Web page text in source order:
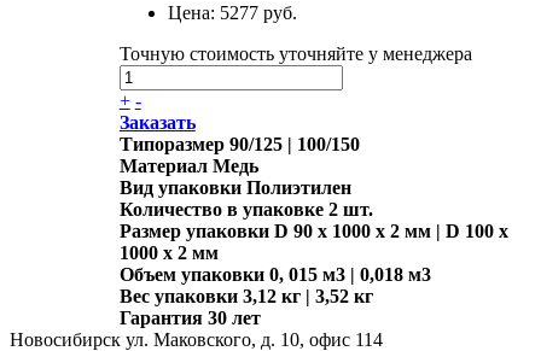
Цена: 5277 руб.
Точную стоимость уточняйте у менеджера
+ -
Заказать
Типоразмер 90/125 | 100/150
Материал Медь
Вид упаковки Полиэтилен
Количество в упаковке 2 шт.
Размер упаковки D 90 x 1000 x 2 мм | D 100 x
1000 x 2 мм
Объем упаковки 0, 015 м3 | 0,018 м3
Вес упаковки 3,12 кг | 3,52 кг
Гарантия 30 лет
Новосибирск ул. Маковского, д. 10, офис 114